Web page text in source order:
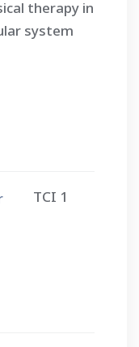
therapy in
system
TCI 1